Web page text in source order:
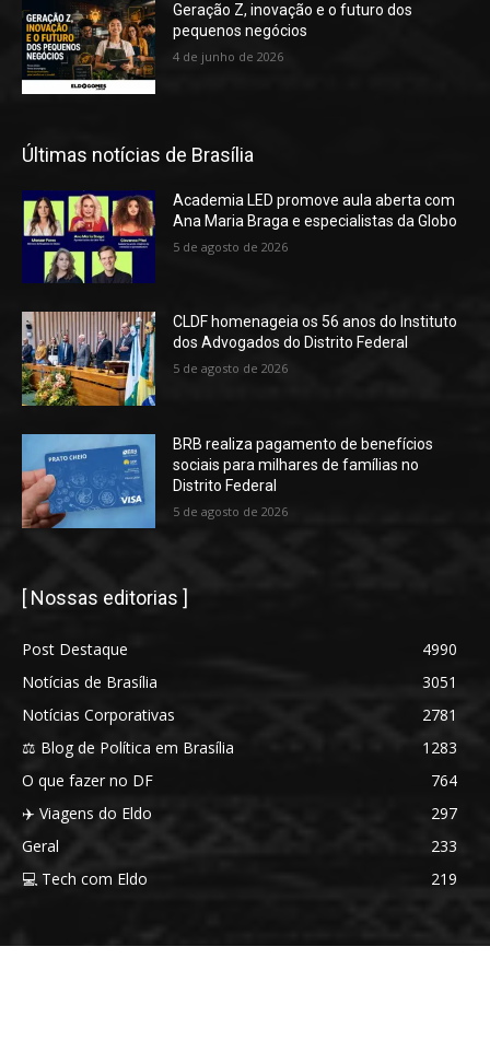
Geração Z, inovação e o futuro dos
pequenos negócios
4 de junho de 2026
Últimas notícias de Brasília
Academia LED promove aula aberta com
Ana Maria Braga e especialistas da Globo
5 de agosto de 2026
CLDF homenageia os 56 anos do Instituto
dos Advogados do Distrito Federal
5 de agosto de 2026
BRB realiza pagamento de benefícios
sociais para milhares de famílias no
Distrito Federal
5 de agosto de 2026
[ Nossas editorias ]
Post Destaque
4990
Notícias de Brasília
3051
Notícias Corporativas
2781
⚖️ Blog de Política em Brasília
1283
O que fazer no DF
764
✈️ Viagens do Eldo
297
Geral
233
💻 Tech com Eldo
219